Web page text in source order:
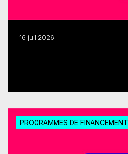
16 juil 2026
PROGRAMMES DE FINANCEMENT